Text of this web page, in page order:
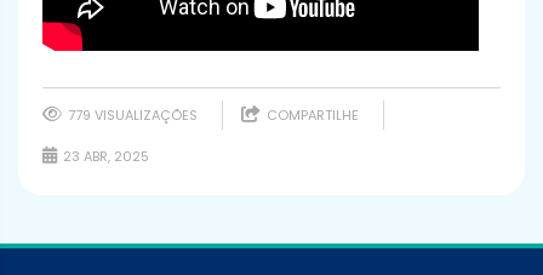
779 VISUALIZAÇÕES COMPARTILHE
23 ABR, 2025